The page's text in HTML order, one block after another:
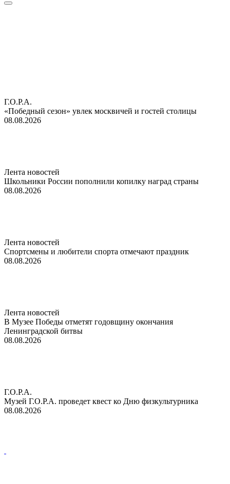
Г.О.Р.А.
«Победный сезон» увлек москвичей и гостей столицы
08.08.2026
Лента новостей
Школьники России пополнили копилку наград страны
08.08.2026
Лента новостей
Спортсмены и любители спорта отмечают праздник
08.08.2026
Лента новостей
В Музее Победы отметят годовщину окончания
Ленинградской битвы
08.08.2026
Г.О.Р.А.
Музей Г.О.Р.А. проведет квест ко Дню физкультурника
08.08.2026